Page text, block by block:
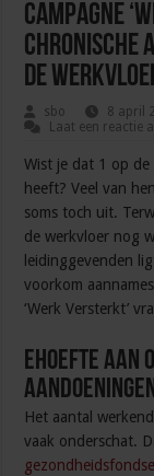
Campagne
chronische
de
sbo 8 april
Laat een reactie
Wist je dat 1 op de
heeft? Veel van
soms toch uit.
de werkvloer nog
leidinggevenden
voorkom
‘Werk Versterkt’
ehoefte aan
Het aantal
vaak onderschat.